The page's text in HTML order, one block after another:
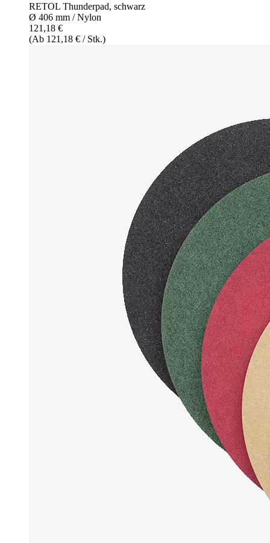
RETOL Thunderpad, schwarz
Ø 406 mm / Nylon
121,18 €
(Ab 121,18 € / Stk.)